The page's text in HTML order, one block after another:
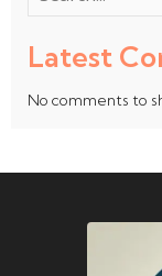
Latest
No comments to